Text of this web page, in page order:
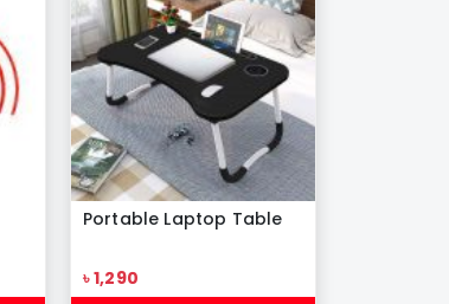
Portable Laptop Table
৳ 1,290